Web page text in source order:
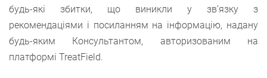
будь-які збитки, що виникли у зв’язку з
рекомендаціями і посиланням на інформацію, надану
будь-яким Консультантом, авторизованим на
платформі TreatField.